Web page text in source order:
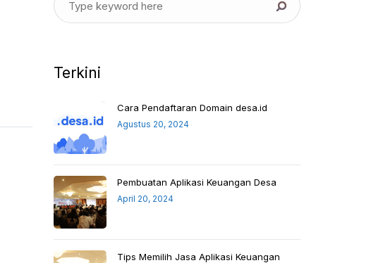
Terkini
Cara Pendaftaran Domain desa.id
Agustus 20, 2024
Pembuatan Aplikasi Keuangan Desa
April 20, 2024
Tips Memilih Jasa Aplikasi Keuangan